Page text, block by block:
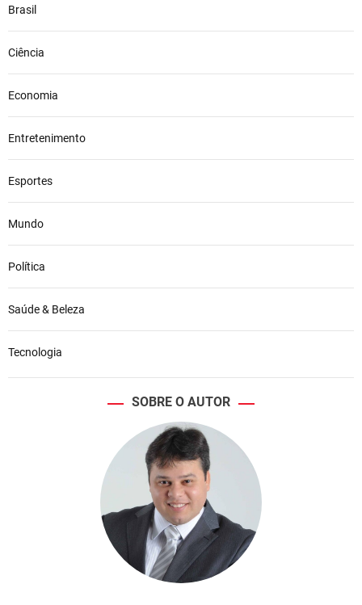
Brasil
Ciência
Economia
Entretenimento
Esportes
Mundo
Política
Saúde & Beleza
Tecnologia
SOBRE O AUTOR